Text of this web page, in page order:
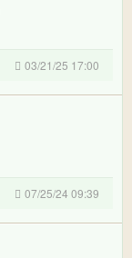
03/21/25 17:00
07/25/24 09:39